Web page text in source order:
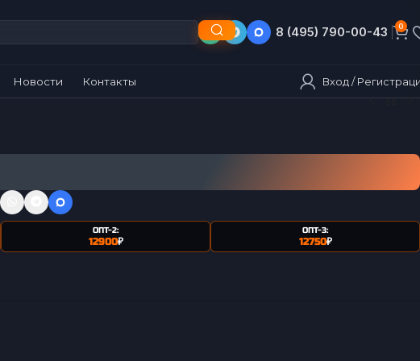
8 (495) 790-00-43 8 (903) 790-00-43 0
Новости Контакты Вход /
ОПТ-2:
12900₽
ОПТ-3:
12750₽